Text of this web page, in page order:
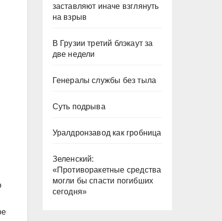
заставляют иначе взглянуть
на взрыв
В Грузии третий блэкаут за
две недели
Генералы службы без тыла
Суть подрыва
Уралдронзавод как гробница
Зеленский:
«Противоракетные средства
могли бы спасти погибших
сегодня»